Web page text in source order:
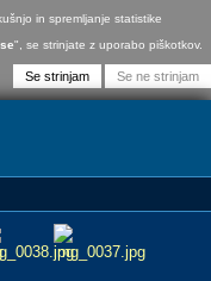
in spremljanje statistike
", se strinjate z uporabo piškotkov.